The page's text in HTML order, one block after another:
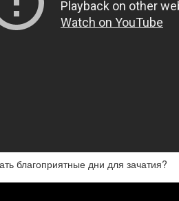
благоприятные дни для зачатия?